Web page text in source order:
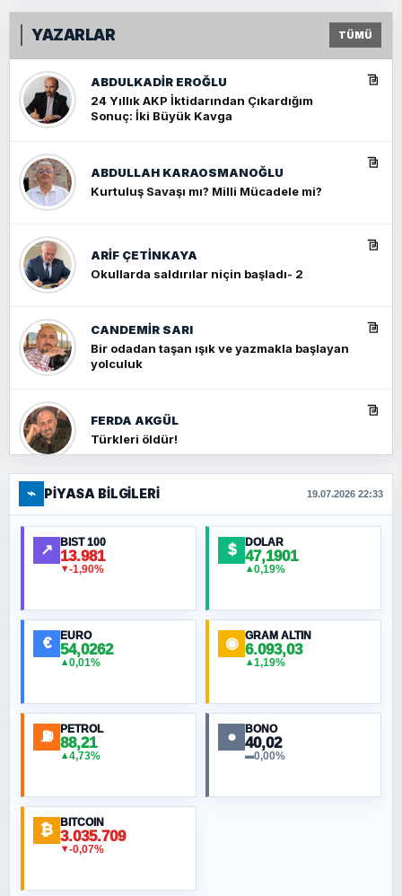
YAZARLAR TÜMÜ
ABDULKADIR EROĞLU
24 Yıllık AKP İktidarından Çıkardığım
Sonuç: İki Büyük Kavga
ABDULLAH KARAOSMANOĞLU
Kurtuluş Savaşı mı? Milli Mücadele mi?
ARIF ÇETİNKAYA
Okullarda saldırılar niçin başladı- 2
CANDEMIR SARI
Bir odadan taşan ışık ve yazmakla başlayan
yolculuk
FERDA AKGÜL
Türkleri öldür!
FERHAT BÜYÜKKALKAN
Ankara Zirvesi: NATO Toplantısı mı, Yeni
Ortadoğu Haritasının Provası mı?
MURAT ÖZKAN
NURETTIN BÖLÜK
ORHAN KILIÇOĞLU
Fahişeye beyinli bir müstevli alçağına
⌁ PIYASA BILGILERI 19.07.2026 22:33
↗ BIST 100
13.981
▼-1,90%
$ DOLAR
47,1901
▲0,19%
€ EURO
54,0262
▲0,01%
◉ GRAM ALTIN
6.093,03
▲1,19%
⛽ PETROL
88,21
▲4,73%
● BONO
40,02
▬0,00%
₿ BITCOIN
3.035.709
▼-0,07%